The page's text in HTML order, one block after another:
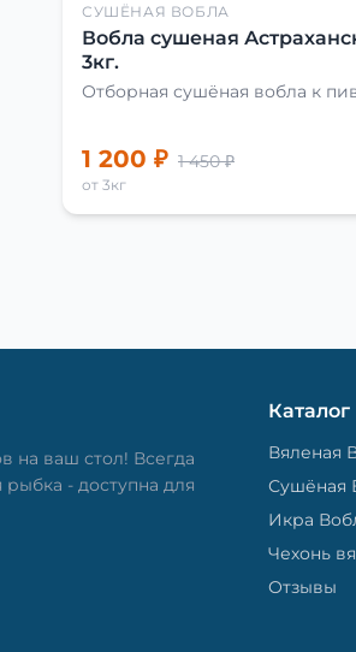
СУШЁНАЯ ВОБЛА
Вобла сушеная
3кг.
Отборная сушёная вобла к
1 200 ₽ 1 450 ₽
от 3кг
на ваш стол! Всегда
- доступна для
Каталог
Вяленая
Сушёная
Икра
Чехонь
Отзывы